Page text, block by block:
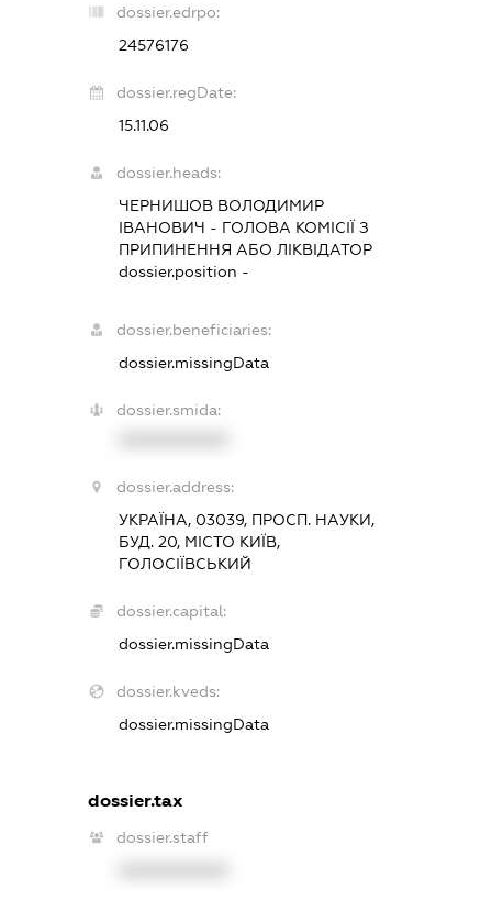
dossier.edrpo:
24576176
dossier.regDate:
15.11.06
dossier.heads:
ЧЕРНИШОВ ВОЛОДИМИР
ІВАНОВИЧ - ГОЛОВА КОМІСІЇ З
ПРИПИНЕННЯ АБО ЛІКВІДАТОР
dossier.position -
dossier.beneficiaries:
dossier.missingData
dossier.smida:
dossier.address:
УКРАЇНА, 03039, ПРОСП. НАУКИ,
БУД. 20, МІСТО КИЇВ,
ГОЛОСІЇВСЬКИЙ
dossier.capital:
dossier.missingData
dossier.kveds:
dossier.missingData
dossier.tax
dossier.staff